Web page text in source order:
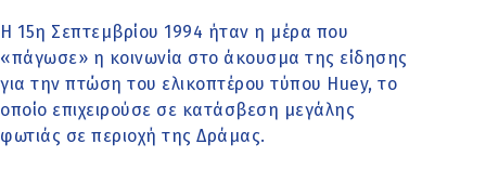
Η 15η Σεπτεμβρίου 1994 ήταν η μέρα που
«πάγωσε» η κοινωνία στο άκουσμα της είδησης
για την πτώση του ελικοπτέρου τύπου Huey, το
οποίο επιχειρούσε σε κατάσβεση μεγάλης
φωτιάς σε περιοχή της Δράμας.